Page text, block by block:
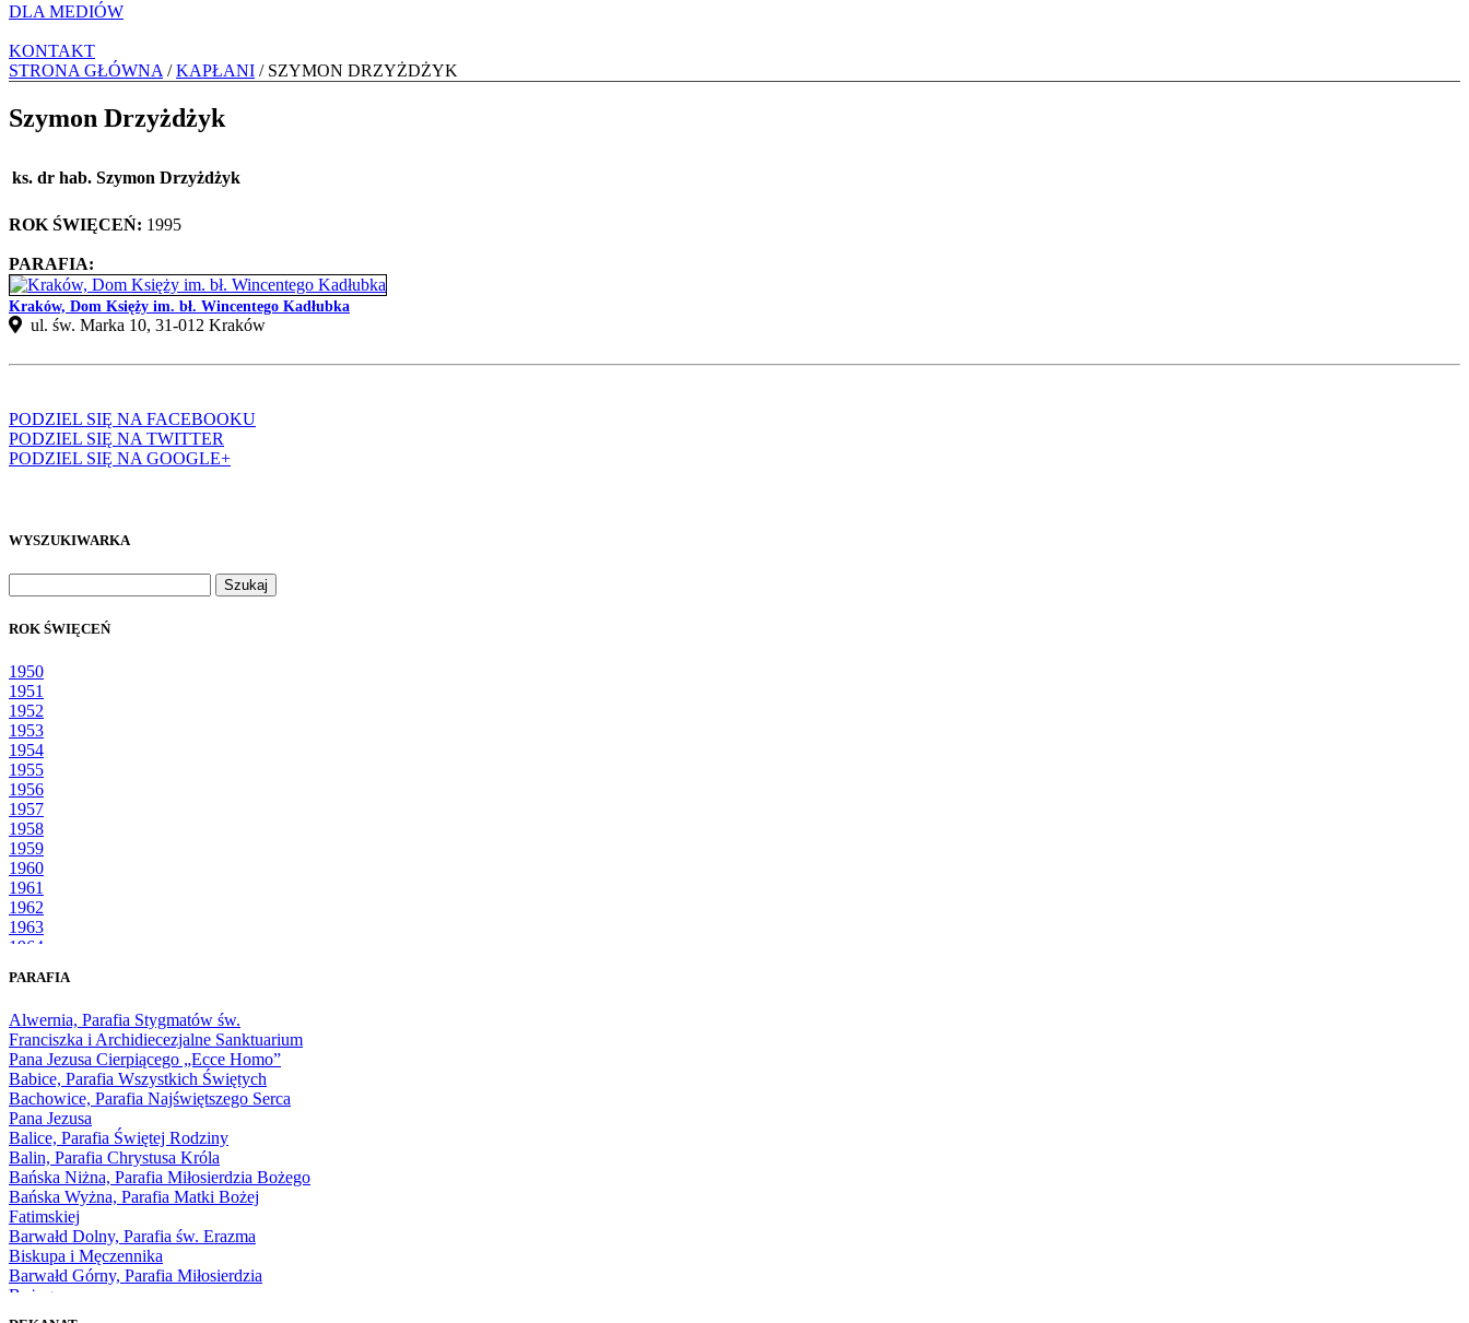
DLA MEDIÓW
KONTAKT
STRONA GŁÓWNA /KAPŁANI / SZYMON DRZYŻDŻYK
Szymon Drzyżdżyk
ks. dr hab. Szymon Drzyżdżyk
ROK ŚWIĘCEŃ: 1995
PARAFIA:
Kraków, Dom Księży im. bł. Wincentego Kadłubka
ul. św. Marka 10, 31-012 Kraków
PODZIEL SIĘ NA FACEBOOKU
PODZIEL SIĘ NA TWITTER
PODZIEL SIĘ NA GOOGLE+
WYSZUKIWARKA
ROK ŚWIĘCEŃ
1950
1951
1952
1953
1954
1955
1956
1957
1958
1959
1960
1961
1962
1963
1964
1966
1968
1969
1970
1971
1972
1973
1974
1975
1976
1977
1978
1979
1980
1981
PARAFIA
Alwernia, Parafia Stygmatów św.
Franciszka i Archidiecezjalne Sanktuarium
Pana Jezusa Cierpiącego „Ecce Homo”
Babice, Parafia Wszystkich Świętych
Bachowice, Parafia Najświętszego Serca
Pana Jezusa
Balice, Parafia Świętej Rodziny
Balin, Parafia Chrystusa Króla
Bańska Niżna, Parafia Miłosierdzia Bożego
Bańska Wyżna, Parafia Matki Bożej
Fatimskiej
Barwałd Dolny, Parafia św. Erazma
Biskupa i Męczennika
Barwałd Górny, Parafia Miłosierdzia
Bożego